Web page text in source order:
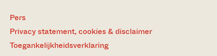
Pers
Privacy statement, cookies & disclaimer
Toegankelijkheidsverklaring